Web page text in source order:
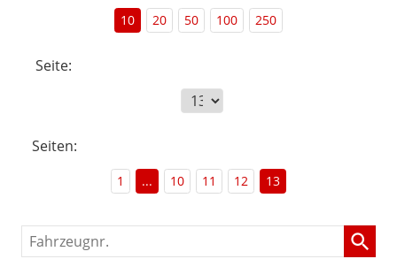
10 20 50 100 250
Seite:
Seiten:
1 ... 10 11 12 13
Fahrzeugnr.